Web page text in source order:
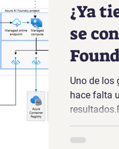
¿Ya
se
Uno de los
hace falta